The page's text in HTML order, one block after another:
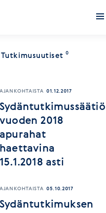
Tutkimusuutiset 0
AJANKOHTAISTA 01.12.2017
vuoden 2018
apurahat
haettavina
15.1.2018 asti
AJANKOHTAISTA 05.10.2017
Sydäntutkimuksen